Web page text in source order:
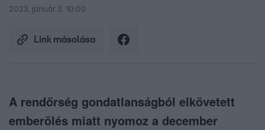
2023. január 3. 10:00
Link másolása
A rendőrség gondatlanságból elkövetett
emberölés miatt nyomoz a december